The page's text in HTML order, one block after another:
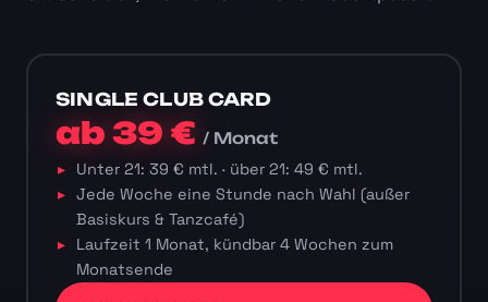
SINGLE CLUB CARD
ab 39 €/ Monat
Unter 21: 39 € mtl. · über 21: 49 € mtl.
Jede Woche eine Stunde nach Wahl (außer
Basiskurs & Tanzcafé)
Laufzeit 1 Monat, kündbar 4 Wochen zum
Monatsende